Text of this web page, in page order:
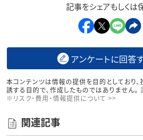
記事をシェアもしくは
アンケートに回答
本コンテンツは情報の提供を目的としており
誘する目的で、作成したものではありません。
※リスク・費用・情報提供について >>
関連記事